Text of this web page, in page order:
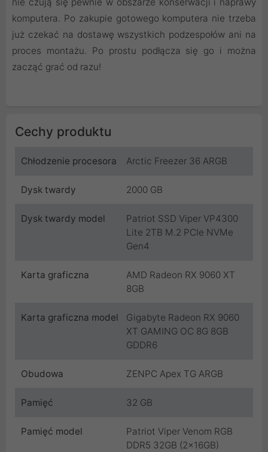
komputera. Po zakupie gotowego komputera nie trzeba
już czekać na dostawę wszystkich podzespołów ani na
proces montażu. Po prostu podłącza się go i można
zacząć grać od razu!
Cechy produktu
Chłodzenie procesora Arctic Freezer 36 ARGB
Dysk twardy 2000 GB
Dysk twardy model
Patriot SSD Viper VP4300
Lite 2TB M.2 PCIe NVMe
Gen4
Karta graficzna
AMD Radeon RX 9060 XT
8GB
Karta graficzna model
Gigabyte Radeon RX 9060
XT GAMING OC 8G 8GB
GDDR6
Obudowa ZENPC Apex TG ARGB
Pamięć 32 GB
Pamięć model
Patriot Viper Venom RGB
DDR5 32GB (2x16GB)